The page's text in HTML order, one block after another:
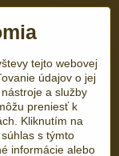
tejto webovej
údajov o jej
a služby
preniesť k
Kliknutím na
súhlas s týmto
informácie alebo